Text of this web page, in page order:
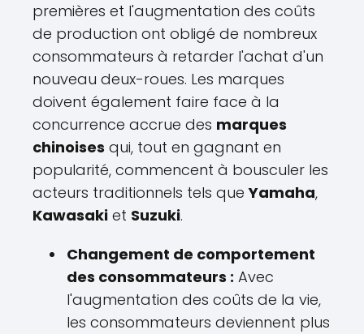
premières et l'augmentation des coûts
de production ont obligé de nombreux
consommateurs à retarder l'achat d'un
nouveau deux-roues. Les marques
doivent également faire face à la
concurrence accrue des marques
chinoises qui, tout en gagnant en
popularité, commencent à bousculer les
acteurs traditionnels tels queYamaha,
Kawasaki et Suzuki.
Changement de comportement
des consommateurs : Avec
l'augmentation des coûts de la vie,
les consommateurs deviennent plus